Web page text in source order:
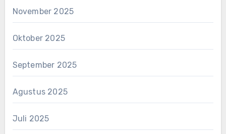
November 2025
Oktober 2025
September 2025
Agustus 2025
Juli 2025